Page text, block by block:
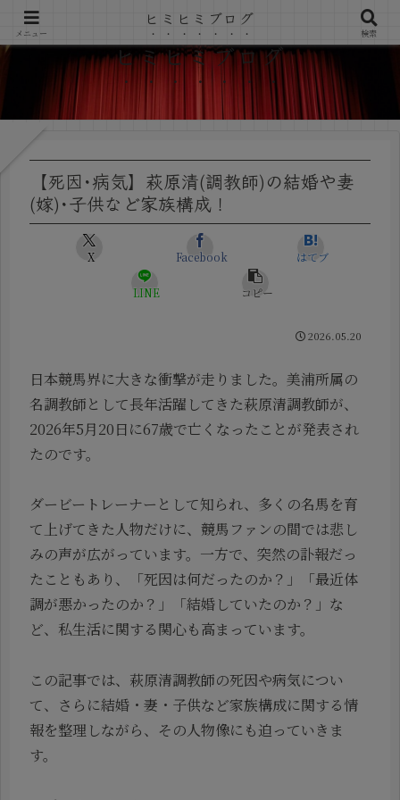
ヒミヒミブログ
【死因･病気】萩原清(調教師)の結婚や妻
(嫁)･子供など家族構成！
X Facebook はてブ
LINE コピー
2026.05.20
日本競馬界に大きな衝撃が走りました。美浦所属の
名調教師として長年活躍してきた萩原清調教師が、
2026年5月20日に67歳で亡くなったことが発表され
たのです。
ダービートレーナーとして知られ、多くの名馬を育
て上げてきた人物だけに、競馬ファンの間では悲し
みの声が広がっています。一方で、突然の訃報だっ
たこともあり、「死因は何だったのか？」「最近体
調が悪かったのか？」「結婚していたのか？」な
ど、私生活に関する関心も高まっています。
この記事では、萩原清調教師の死因や病気につい
て、さらに結婚・妻・子供など家族構成に関する情
報を整理しながら、その人物像にも迫っていきま
す。
メニュー
ヒミヒミブログ
検索